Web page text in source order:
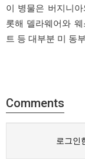
이 병물은 버지니
롯해 델라웨어와
트 등 대부분 미 동
Comments
로그인